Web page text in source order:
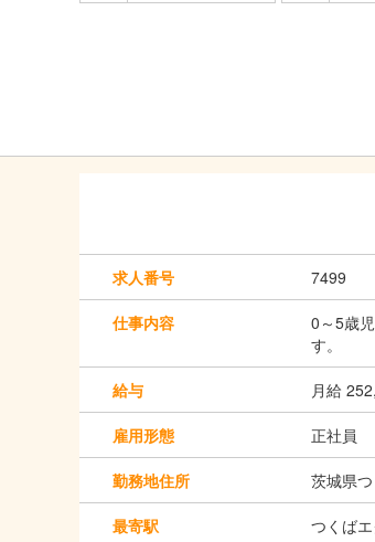
求人番号 7499
仕事内容
0～5歳
す。
給与 月給
雇用形態 正社員
勤務地住所 茨城県
最寄駅 つくば